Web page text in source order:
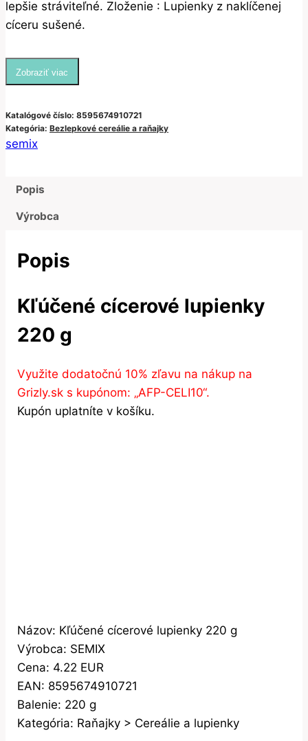
lepšie stráviteľné. Zloženie : Lupienky z naklíčenej
cíceru sušené.
Zobraziť viac
Katalógové číslo: 8595674910721
Kategória: Bezlepkové cereálie a raňajky
semix
Popis
Výrobca
Popis
Kľúčené cícerové lupienky
220 g
Využite dodatočnú 10% zľavu na nákup na
Grizly.sk s kupónom: „AFP-CELI10“.
Kupón uplatníte v košíku.
Názov: Kľúčené cícerové lupienky 220 g
Výrobca: SEMIX
Cena: 4.22 EUR
EAN: 8595674910721
Balenie: 220 g
Kategória: Raňajky > Cereálie a lupienky